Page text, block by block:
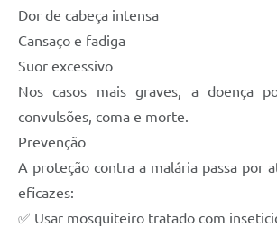
Dor de cabeça intensa
Cansaço e fadiga
Suor excessivo
Nos casos mais graves, a doença
convulsões, coma e morte.
Prevenção
A proteção contra a malária passa por
eficazes:
✅ Usar mosquiteiro tratado com